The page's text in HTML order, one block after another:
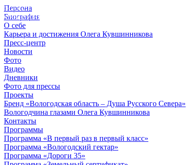
Персона
Биография
О себе
Карьера и достижения Олега Кувшинникова
Пресс-центр
Новости
Фото
Видео
Дневники
Фото для прессы
Проекты
Бренд «Вологодская область – Душа Русского Севера»
Вологодчина глазами Олега Кувшинникова
Контакты
Программы
Программа «В первый раз в первый класс»
Программа «Вологодский гектар»
Программа «Дороги 35»
© 2012 - 2023,
КУВШИННИКОВ О.А.